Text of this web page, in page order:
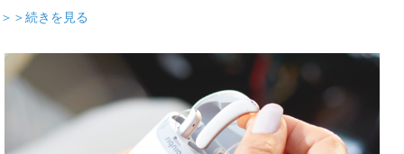
＞＞続きを見る